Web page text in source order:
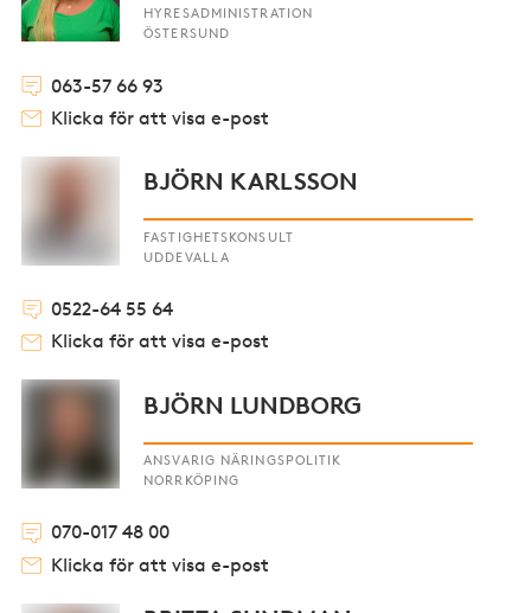
HYRESADMINISTRATION
ÖSTERSUND
063-57 66 93
Klicka för att visa e-post
BJÖRN KARLSSON
FASTIGHETSKONSULT
UDDEVALLA
0522-64 55 64
Klicka för att visa e-post
BJÖRN LUNDBORG
ANSVARIG NÄRINGSPOLITIK
NORRKÖPING
070-017 48 00
Klicka för att visa e-post